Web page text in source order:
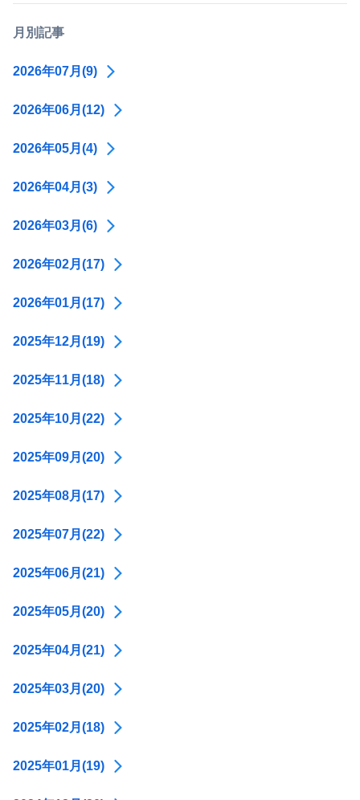
月別記事
2026年07月(9)
2026年06月(12)
2026年05月(4)
2026年04月(3)
2026年03月(6)
2026年02月(17)
2026年01月(17)
2025年12月(19)
2025年11月(18)
2025年10月(22)
2025年09月(20)
2025年08月(17)
2025年07月(22)
2025年06月(21)
2025年05月(20)
2025年04月(21)
2025年03月(20)
2025年02月(18)
2025年01月(19)